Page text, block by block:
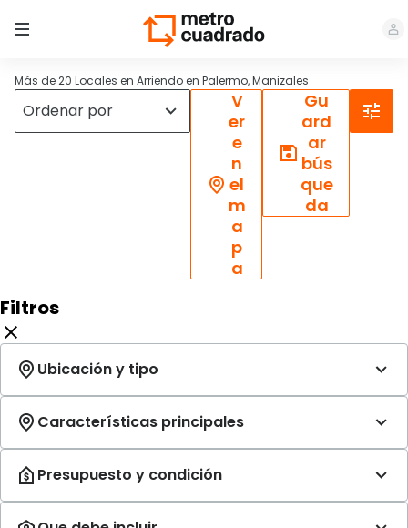
Más de 20 Locales en Arriendo en Palermo, Manizales
V
er
e
n
el
m
a
p
a
Gu
ard
ar
bús
que
da
Filtros